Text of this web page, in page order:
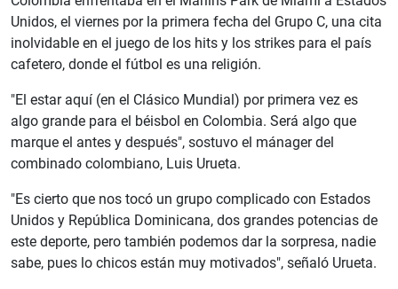
Unidos, el viernes por la primera fecha del Grupo C, una cita
inolvidable en el juego de los hits y los strikes para el país
cafetero, donde el fútbol es una religión.
"El estar aquí (en el Clásico Mundial) por primera vez es
algo grande para el béisbol en Colombia. Será algo que
marque el antes y después", sostuvo el mánager del
combinado colombiano, Luis Urueta.
"Es cierto que nos tocó un grupo complicado con Estados
Unidos y República Dominicana, dos grandes potencias de
este deporte, pero también podemos dar la sorpresa, nadie
sabe, pues lo chicos están muy motivados", señaló Urueta.